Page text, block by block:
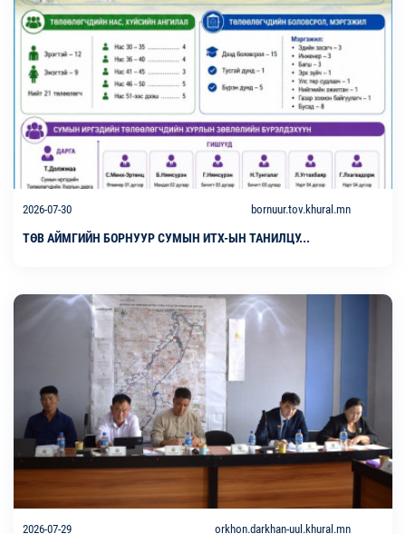
2026-07-30 bornuur.tov.khural.mn
ТӨВ АЙМГИЙН БОРНУУР СУМЫН ИТХ-ЫН ТАНИЛЦУ...
2026-07-29 orkhon.darkhan-uul.khural.mn